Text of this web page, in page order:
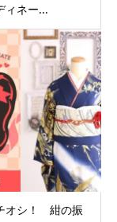
ィネー...
オシ！ 紺の振